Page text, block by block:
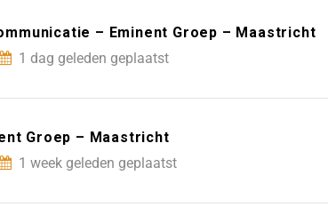
– Eminent Groep – Maastricht
1 dag geleden geplaatst
Groep – Maastricht
1 week geleden geplaatst